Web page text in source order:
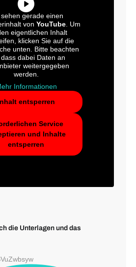
gerade einen
von YouTube . Um
eigentlichen Inhalt
klicken Sie auf die
unten. Bitte beachten
dabei Daten an
weitergegeben
werden.
Informationen
entsperren
Service
und Inhalte
entsperren
die Unterlagen und das